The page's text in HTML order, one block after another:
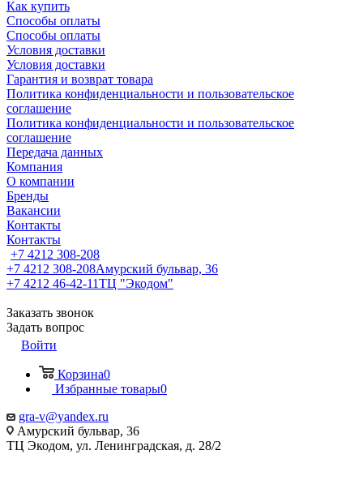
Как купить
Способы оплаты
Способы оплаты
Условия доставки
Условия доставки
Гарантия и возврат товара
Политика конфиденциальности и пользовательское
соглашение
Политика конфиденциальности и пользовательское
соглашение
Передача данных
Компания
О компании
Бренды
Вакансии
Контакты
Контакты
+7 4212 308-208
+7 4212 308-208Амурский бульвар, 36
+7 4212 46-42-11ТЦ "Экодом"
Заказать звонок
Задать вопрос
Войти
Корзина0
Избранные товары0
gra-v@yandex.ru
Амурский бульвар, 36
ТЦ Экодом, ул. Ленинградская, д. 28/2